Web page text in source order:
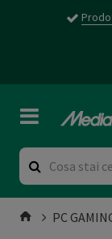
PC